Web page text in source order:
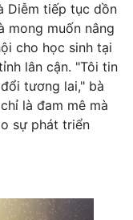
Diễm tiếp tục dồn
mong muốn nâng
cho học sinh tại
lân cận. "Tôi tin
tương lai," bà
là đam mê mà
sự phát triển